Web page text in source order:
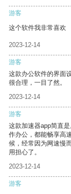
游客
这个软件我非常喜欢
2023-12-14
游客
这款办公软件的界面
很合理，一目了然。
2023-12-14
游客
这款加速器app简直
作办公，都能畅享高
候，经常因为网速慢
用担心了。
2023-12-14
游客